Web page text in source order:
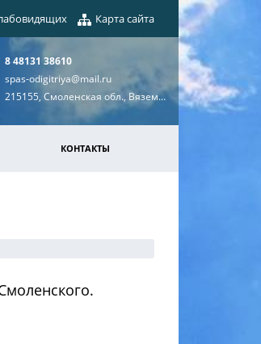
Карта сайта
8 48131 38610
spas-odigitriya@mail.ru
215155, Смоленская обл., Вяземский р-н, п/о Богородицкое, д. Мартюхи, д. 1
КОНТАКТЫ